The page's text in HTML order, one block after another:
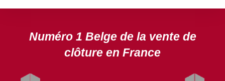
Numéro 1 Belge de la vente de
clôture en France